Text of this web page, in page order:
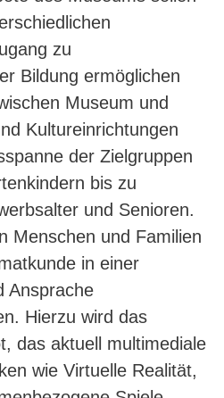
zu
Bildung ermöglichen
Museum und
Kultureinrichtungen
der Zielgruppen
bis zu
und Senioren.
Menschen und Familien
in einer
Ansprache
Hierzu wird das
das aktuell multimediale
wie Virtuelle Realität,